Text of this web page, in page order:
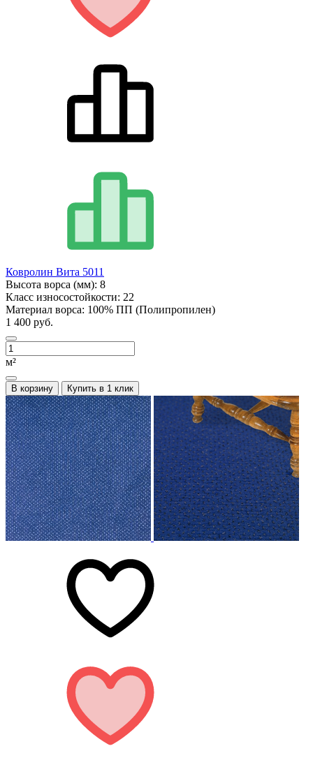
Ковролин Вита 5011
Высота ворса (мм): 8
Класс износостойкости: 22
Материал ворса: 100% ПП (Полипропилен)
1 400 руб.
м²
В корзину Купить в 1 клик